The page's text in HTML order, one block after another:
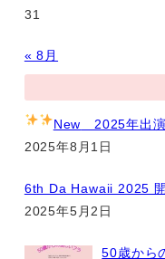
31
« 8月
New 2025年出
2025年8月1日
6th Da Hawaii 2025 開
2025年5月2日
50歳から